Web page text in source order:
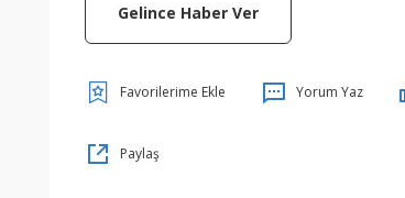
Gelince Haber Ver
Yorum Yaz
Paylaş